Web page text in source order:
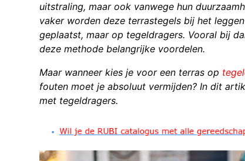
uitstraling, maar ook vanwege hun
vaker worden deze terrastegels bij het
geplaatst, maar op tegeldragers. Vooral bij
deze methode belangrijke voordelen.
Maar wanneer kies je voor een terras op
fouten moet je absoluut vermijden? In dit
met tegeldragers.